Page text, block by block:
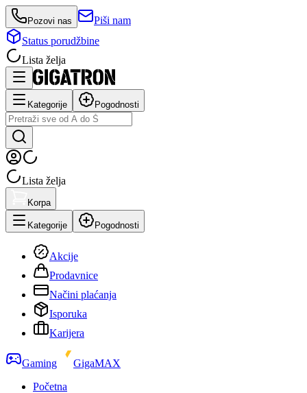
Pozovi nas
Piši nam
Status porudžbine
Lista želja
Kategorije Pogodnosti
Lista želja
Korpa
Kategorije Pogodnosti
Akcije
Prodavnice
Načini plaćanja
Isporuka
Karijera
Gaming
GigaMAX
Početna